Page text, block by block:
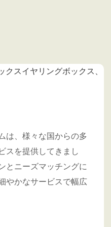
は、様々な国からの多
スを提供してきまし
とニーズマッチングに
やかなサービスで幅広